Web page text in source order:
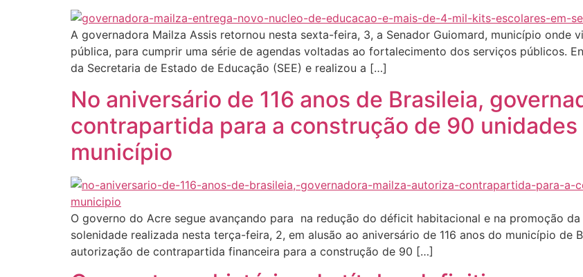
A governadora Mailza Assis retornou nesta sexta-feira, 3, a Senador Guiomard, município onde
pública, para cumprir uma série de agendas voltadas ao fortalecimento dos serviços públicos.
da Secretaria de Estado de Educação (SEE) e realizou a […]
No aniversário de 116 anos de Brasileia,
contrapartida para a construção de 90
município
O governo do Acre segue avançando para na redução do déficit habitacional e na promoção
solenidade realizada nesta terça-feira, 2, em alusão ao aniversário de 116 anos do município de
autorização de contrapartida financeira para a construção de 90 […]